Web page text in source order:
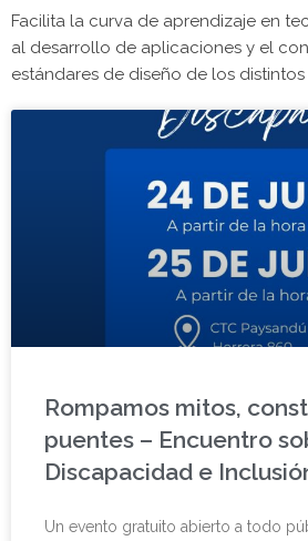
Facilita la curva de aprendizaje en
al desarrollo de aplicaciones y el
estándares de diseño de los
Rompamos mitos,
puentes – Encuentro
Discapacidad e
Un evento gratuito abierto a todo